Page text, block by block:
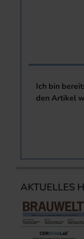
Ich bin
den Artikel
AKTUELLES